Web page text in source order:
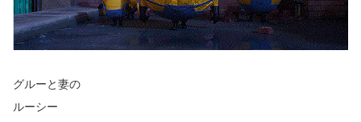
グルーと妻の
ルーシー